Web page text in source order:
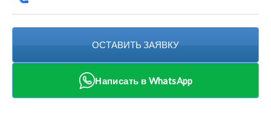
ОСТАВИТЬ ЗАЯВКУ
Написать в WhatsApp